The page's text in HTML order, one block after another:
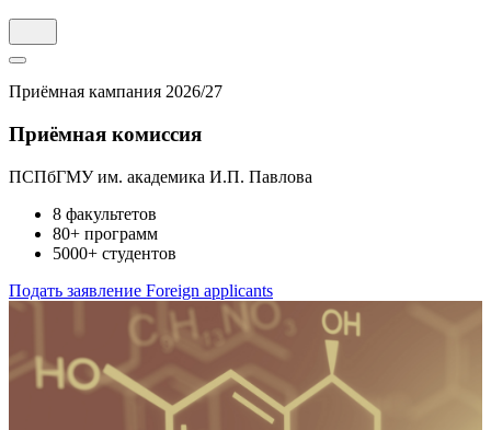
Приёмная кампания 2026/27
Приёмная комиссия
ПСПбГМУ им. академика И.П. Павлова
8 факультетов
80+ программ
5000+ студентов
Подать заявление Foreign applicants